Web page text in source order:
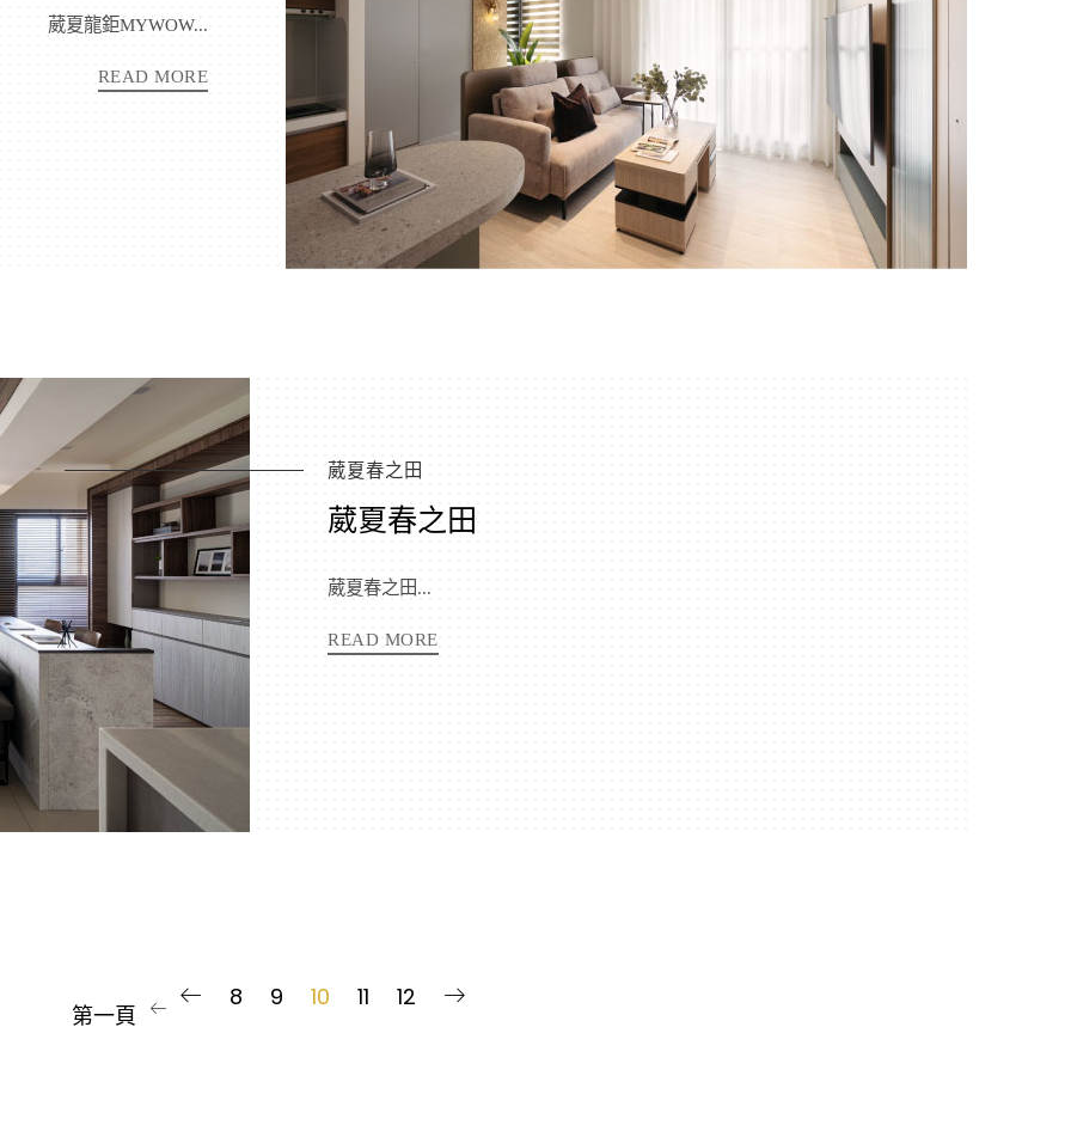
葳夏龍鉅MYWOW...
READ MORE
葳夏春之田
葳夏春之田
葳夏春之田...
READ MORE
第一頁
8 9 10 11 12